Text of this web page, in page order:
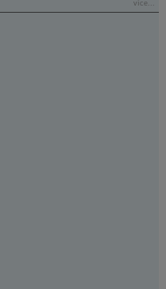
více...